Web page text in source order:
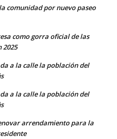
comunidad por nuevo paseo
como gorra oficial de las
2025
a la calle la población del
a la calle la población del
arrendamiento para la